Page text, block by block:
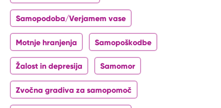
Samopodoba/Verjamem vase
Motnje hranjenja Samopoškodbe
Žalost in depresija Samomor
Zvočna gradiva za samopomoč